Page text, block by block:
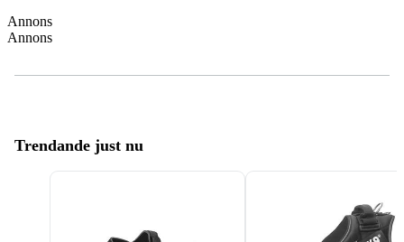
Annons
Annons
Trendande just nu